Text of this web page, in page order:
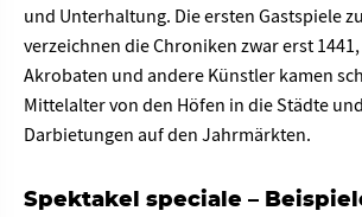
und Unterhaltung. Die ersten Gastspiele
verzeichnen die Chroniken zwar erst
Akrobaten und andere Künstler kamen
Mittelalter von den Höfen in die Städte
Darbietungen auf den Jahrmärkten.
Spektakel speciale –